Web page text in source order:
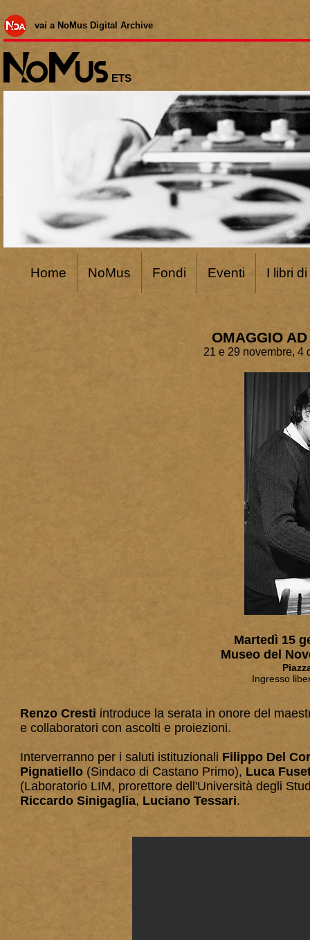
Home NoMus Fondi Eventi I libri
vai a NoMus Digital Archive
ETS
OMAGGIO
21 e 29 novembre, 4
Martedì 15
Museo del
Ingresso
Renzo Cresti introduce la serata in onore del
e collaboratori con ascolti e proiezioni.
Interverranno per i saluti istituzionali Filippo Del
Pignatiello (Sindaco di Castano Primo), Luca
(Laboratorio LIM, prorettore dell'Università degli
Riccardo Sinigaglia, Luciano Tessari.